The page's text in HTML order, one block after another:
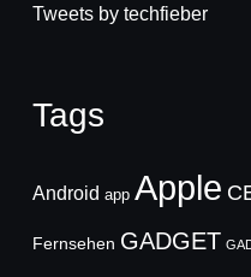
Tweets by techfieber
Tags
Android app Apple
Fernsehen GADGET